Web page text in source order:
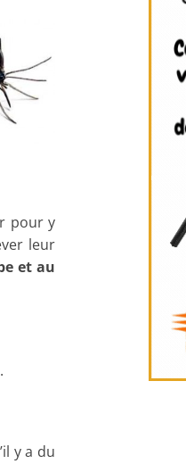
pour y
leur
et au
y a du